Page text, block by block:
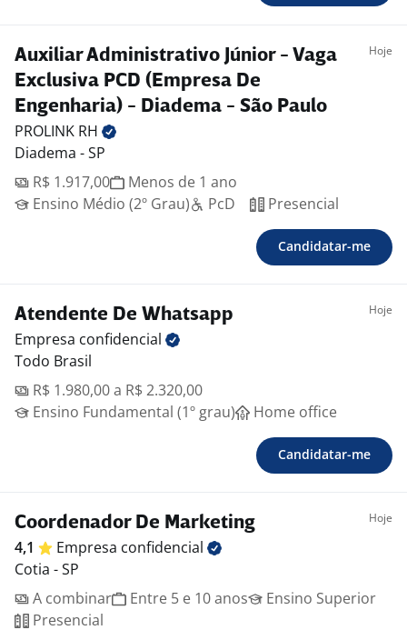
Auxiliar Administrativo Júnior - Vaga
Exclusiva PCD (Empresa De
Engenharia) - Diadema - São Paulo
Hoje
PROLINK RH
Diadema - SP
R$ 1.917,00
Menos de 1 ano
Ensino Médio (2º Grau)
PcD Presencial
Candidatar-me
Atendente De Whatsapp Hoje
Empresa confidencial
Todo Brasil
R$ 1.980,00 a R$ 2.320,00
Ensino Fundamental (1º grau)
Home office
Candidatar-me
Coordenador De Marketing Hoje
4,1 Empresa confidencial
Cotia - SP
A combinar
Entre 5 e 10 anos
Ensino Superior
Presencial